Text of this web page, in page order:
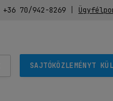
+36 70/942-8269|
SAJTÓKÖZLEMÉNYT